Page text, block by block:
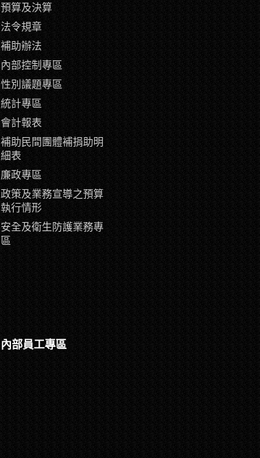
預算及決算
法令規章
補助辦法
內部控制專區
性別議題專區
統計專區
會計報表
補助民間團體補捐助明
細表
廉政專區
政策及業務宣導之預算
執行情形
安全及衛生防護業務專
區
內部員工專區